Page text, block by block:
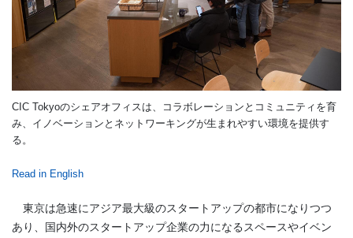
CIC Tokyoのシェアオフィスは、コラボレーションとコミュニティを育
み、イノベーションとネットワーキングが生まれやすい環境を提供す
る。
Read in English
東京は急速にアジア最大級のスタートアップの都市になりつつ
あり、国内外のスタートアップ企業の力になるスペースやイベン